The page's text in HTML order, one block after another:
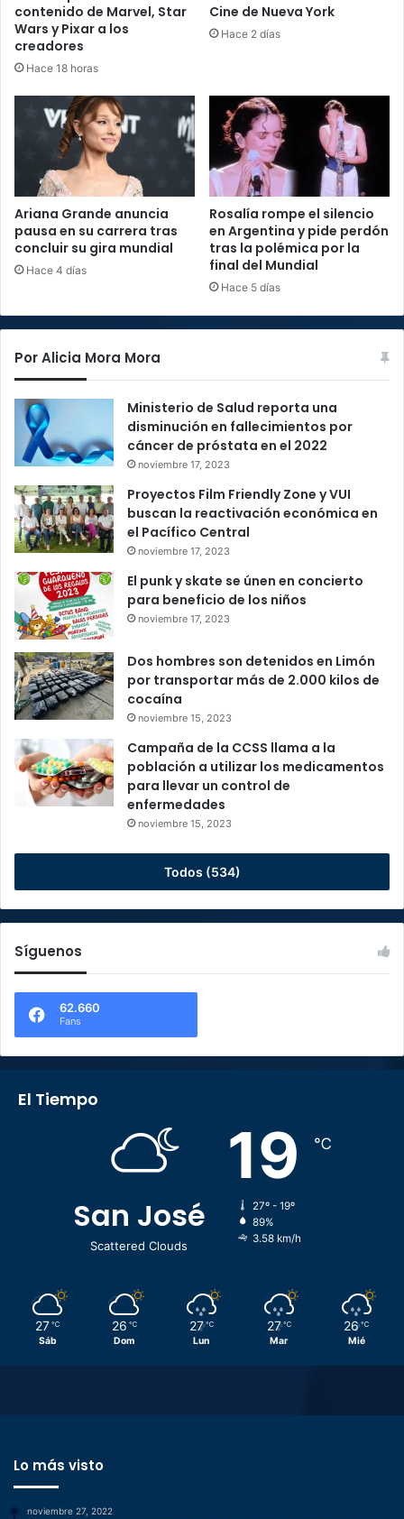
contenido de Marvel, Star
Wars y Pixar a los
creadores
Hace 18 horas
Cine de Nueva York
Hace 2 días
Ariana Grande anuncia
pausa en su carrera tras
concluir su gira mundial
Hace 4 días
Rosalía rompe el silencio
en Argentina y pide perdón
tras la polémica por la
final del Mundial
Hace 5 días
Por Alicia Mora Mora
Ministerio de Salud reporta una
disminución en fallecimientos por
cáncer de próstata en el 2022
noviembre 17, 2023
Proyectos Film Friendly Zone y VUI
buscan la reactivación económica en
el Pacífico Central
noviembre 17, 2023
El punk y skate se únen en concierto
para beneficio de los niños
noviembre 17, 2023
Dos hombres son detenidos en Limón
por transportar más de 2.000 kilos de
cocaína
noviembre 15, 2023
Campaña de la CCSS llama a la
población a utilizar los medicamentos
para llevar un control de
enfermedades
noviembre 15, 2023
Todos (534)
Síguenos
62.660
Fans
El Tiempo
San José
Scattered Clouds
19 ℃
27º - 19º
89%
3.58 km/h
27 ℃
Sáb
26 ℃
Dom
27 ℃
Lun
27 ℃
Mar
26 ℃
Mié
Lo más visto
noviembre 27, 2022